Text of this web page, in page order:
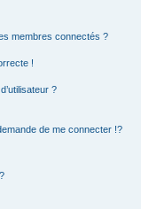
membres connectés ?
!
?
de me connecter !?